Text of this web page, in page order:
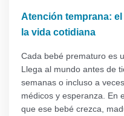
Atención temprana:
la vida cotidiana
Cada bebé prematuro es
Llega al mundo antes de
semanas o incluso a
médicos y esperanza. En
que ese bebé crezca,